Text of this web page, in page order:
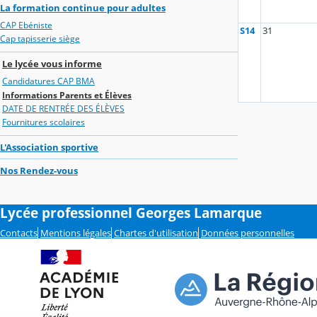
La formation continue pour adultes
CAP Ebéniste
Cap tapisserie siège
Le lycée vous informe
Candidatures CAP BMA
Informations Parents et Élèves
DATE DE RENTRÉE DES ÉLÈVES
Fournitures scolaires
L'Association sportive
Nos Rendez-vous
S14 31
Lycée professionnel Georges Lamarque
Contacts Mentions légales Chartes d'utilisation Données personnelles